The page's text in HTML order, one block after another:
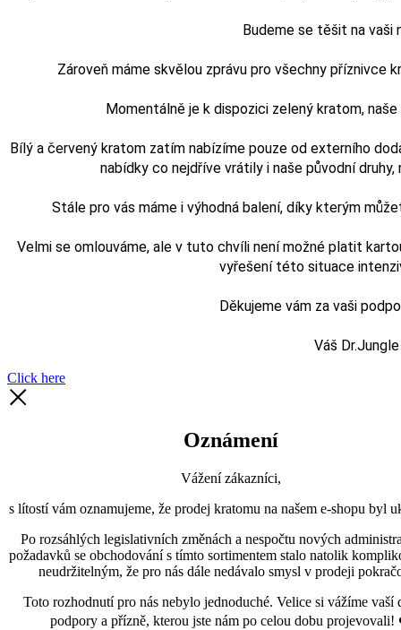
Budeme se těšit na vaši
Zároveň máme skvělou zprávu pro všechny příznivce
Momentálně je k dispozici zelený kratom,
Bílý a červený kratom zatím nabízíme pouze od externího
nabídky co nejdříve vrátily i naše původní
Stále pro vás máme i výhodná balení, díky kterým
Velmi se omlouváme, ale v tuto chvíli není možné platit
vyřešení této situace
Děkujeme vám za vaši
Váš
Click here
Oznámení
Vážení zákazníci,
s lítostí vám oznamujeme, že prodej kratomu na našem e-shopu byl
Po rozsáhlých legislativních změnách a nespočtu nových
požadavků se obchodování s tímto sortimentem stalo natolik
neudržitelným, že pro nás dále nedávalo smysl v prodeji
Toto rozhodnutí pro nás nebylo jednoduché. Velice si vážíme vaší
podpory a přízně, kterou jste nám po celou dobu